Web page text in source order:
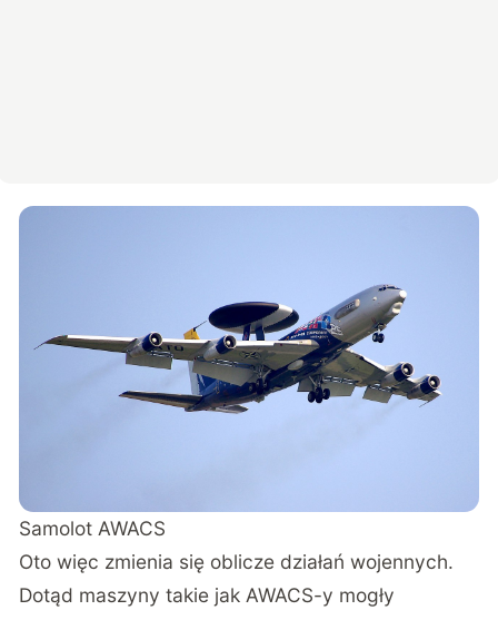
Samolot AWACS
Oto więc zmienia się oblicze działań wojennych.
Dotąd maszyny takie jak AWACS-y mogły